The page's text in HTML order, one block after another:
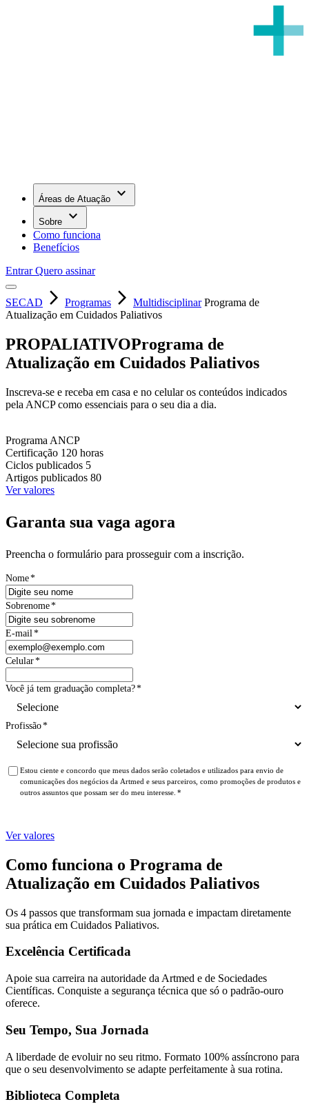
Áreas de Atuação keyboard_arrow_down
Sobre keyboard_arrow_down
Como funciona
Benefícios
EntrarQuero assinar
SECAD arrow_forward_ios Programas arrow_forward_ios Multidisciplinar Programa de
Atualização em Cuidados Paliativos
PROPALIATIVOPrograma de
Atualização em Cuidados Paliativos
Inscreva-se e receba em casa e no celular os conteúdos indicados
pela ANCP como essenciais para o seu dia a dia.
Programa ANCP
Certificação 120 horas
Ciclos publicados 5
Artigos publicados 80
Ver valores
Garanta sua vaga agora
Preencha o formulário para prosseguir com a inscrição.
Nome*
Sobrenome*
E-mail *
Celular*
Você já tem graduação completa?*
Profissão*
Estou ciente e concordo que meus dados serão coletados e utilizados para envio de
comunicações dos negócios da Artmed e seus parceiros, como promoções de produtos e
outros assuntos que possam ser do meu interesse. *
Ver valores
Como funciona o Programa de
Atualização em Cuidados Paliativos
Os 4 passos que transformam sua jornada e impactam diretamente
sua prática em Cuidados Paliativos.
Excelência Certificada
Apoie sua carreira na autoridade da Artmed e de Sociedades
Científicas. Conquiste a segurança técnica que só o padrão-ouro
oferece.
Seu Tempo, Sua Jornada
A liberdade de evoluir no seu ritmo. Formato 100% assíncrono para
que o seu desenvolvimento se adapte perfeitamente à sua rotina.
Biblioteca Completa